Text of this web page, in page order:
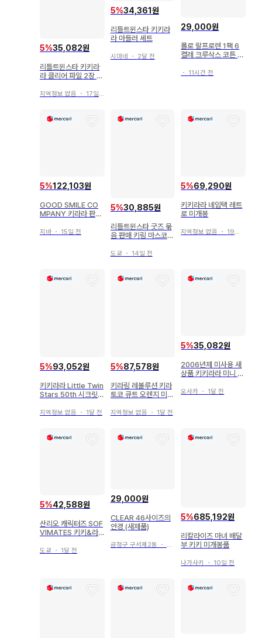
태는 이미지와 다소 다를 수 있습니다.
[ 배송에 대하여 ]
배송 업체는 당사 지정 배송 업체입니다.
상품에 따라 출하지가 다르므로, 상품의 동봉은 불가합니다.
또한, 짐이 반송된 경우에도 주문을 취소할 수는 없습니다.
상품관리번호: 1203557497
5%35,082원
리틀트윈스타 키키라
라 클리어 파일 2장 세
지역정보 없음 ・ 17일 전
5%34,361원
리틀트윈스타 키키라
라 마들러 세트
시마네 ・ 2달 전
29,000원
폴로 랄프로렌 1팩 6
켤레 크루삭스 코튼 혼
・ 11시간 전
5%122,103원
GOOD SMILE CO
MPANY 키라라 판타
마법사Ver. PVC
지바 ・ 15일 전
5%30,885원
리틀트윈스타 굿즈 묶
음 판매 키링 마스코트
도쿄 ・ 14일 전
5%69,290원
키키라라 네임택 레트
로 미개봉
지역정보 없음 ・ 19일 전
5%93,052원
키키라라 Little Twin
Stars 50th 시크릿
지역정보 없음 ・ 1달 전
5%87,578원
키라링 레볼루션 키라
토코 큐트 오렌지 미개
지역정보 없음 ・ 1달 전
5%35,082원
2006년제 미사용 새
상품 키키라라 미니 타
오사카 ・ 1달 전
5%42,588원
산리오 캐릭터즈 SOF
VIMATES 키키&라
도쿄 ・ 1달 전
29,000원
CLEAR 46사이즈의
안경 (새제품)
금정구 구서제2동 ・ 2일 전
5%685,192원
리칼라이즈 마녀 배달
부 키키 미개봉품
나가사키 ・ 10일 전